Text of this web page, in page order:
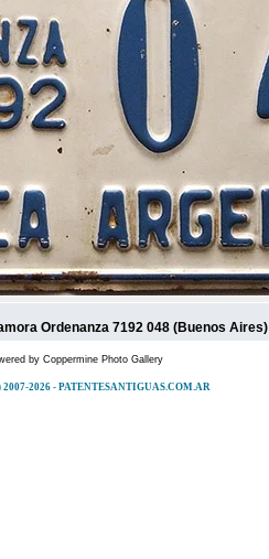
Ordenanza 7192 048 (Buenos Aires)
by Coppermine Photo Gallery
2026 - PATENTESANTIGUAS.COM.AR